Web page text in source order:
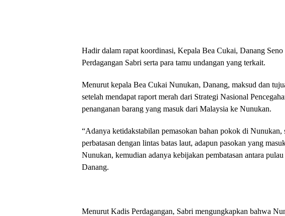
Hadir dalam rapat koordinasi, Kepala Bea Cukai, Danang
Perdagangan Sabri serta para tamu undangan yang terkait.
Menurut kepala Bea Cukai Nunukan, Danang, maksud dan
setelah mendapat raport merah dari Strategi Nasional
penanganan barang yang masuk dari Malaysia ke Nunukan.
“Adanya ketidakstabilan pemasokan bahan pokok di Nunukan,
perbatasan dengan lintas batas laut, adapun pasokan yang
Nunukan, kemudian adanya kebijakan pembatasan antara
Danang.
Menurut Kadis Perdagangan, Sabri mengungkapkan bahwa